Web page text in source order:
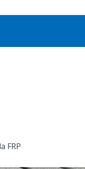
FRP